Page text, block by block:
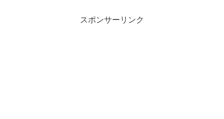
スポンサーリンク